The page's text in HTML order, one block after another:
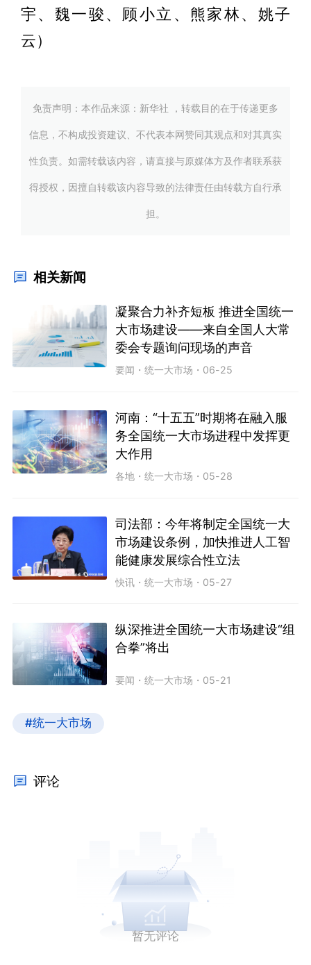
宇、魏一骏、顾小立、熊家林、姚子
云）
免责声明：本作品来源：新华社 ，转载目的在于传递更多
信息，不构成投资建议、不代表本网赞同其观点和对其真实
性负责。如需转载该内容，请直接与原媒体方及作者联系获
得授权，因擅自转载该内容导致的法律责任由转载方自行承
担。
相关新闻
凝聚合力补齐短板 推进全国统一
大市场建设——来自全国人大常
委会专题询问现场的声音
要闻 ・统一大市场 ・ 06-25
河南：“十五五”时期将在融入服
务全国统一大市场进程中发挥更
大作用
各地 ・统一大市场 ・ 05-28
司法部：今年将制定全国统一大
市场建设条例，加快推进人工智
能健康发展综合性立法
快讯 ・统一大市场 ・ 05-27
纵深推进全国统一大市场建设“组
合拳”将出
要闻 ・统一大市场 ・ 05-21
#统一大市场
评论
暂无评论